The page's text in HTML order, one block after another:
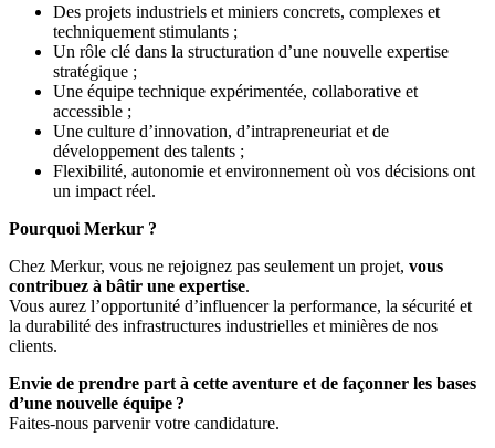
Des projets industriels et miniers concrets, complexes et
techniquement stimulants ;
Un rôle clé dans la structuration d’une nouvelle expertise
stratégique ;
Une équipe technique expérimentée, collaborative et
accessible ;
Une culture d’innovation, d’intrapreneuriat et de
développement des talents ;
Flexibilité, autonomie et environnement où vos décisions ont
un impact réel.
Pourquoi Merkur ?
Chez Merkur, vous ne rejoignez pas seulement un projet, vous
contribuez à bâtir une expertise.
Vous aurez l’opportunité d’influencer la performance, la sécurité et
la durabilité des infrastructures industrielles et minières de nos
clients.
Envie de prendre part à cette aventure et de façonner les bases
d’une nouvelle équipe ?
Faites-nous parvenir votre candidature.